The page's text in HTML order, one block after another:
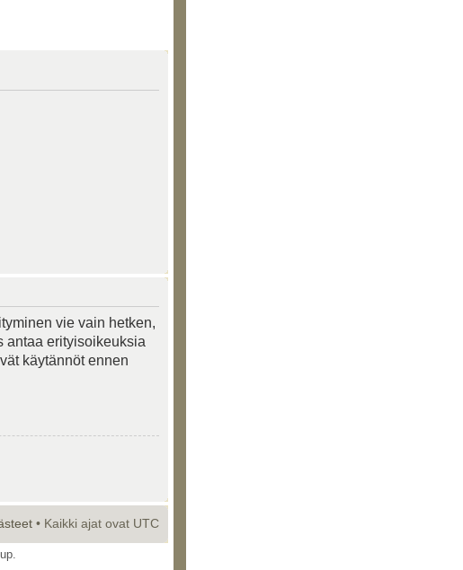
vie vain hetken,
antaa erityisoikeuksia
käytännöt ennen
• Kaikki ajat ovat UTC